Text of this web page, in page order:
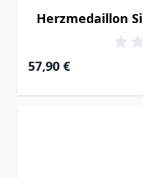
Herzmedaillon
57,90 €